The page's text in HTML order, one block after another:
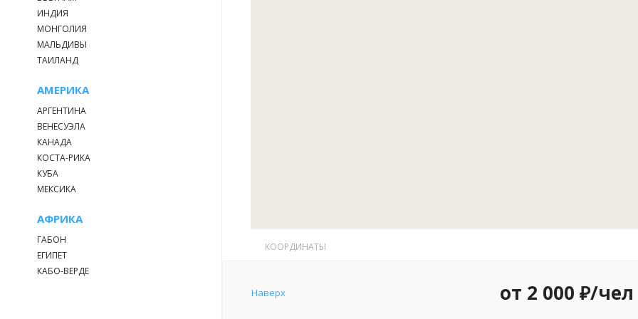
ИНДИЯ
МОНГОЛИЯ
МАЛЬДИВЫ
ТАИЛАНД
АМЕРИКА
АРГЕНТИНА
ВЕНЕСУЭЛА
КАНАДА
КОСТА-РИКА
КУБА
МЕКСИКА
АФРИКА
ГАБОН
ЕГИПЕТ
КАБО-ВЕРДЕ
КООРДИНАТЫ
Наверх от 2 000 ₽/чел